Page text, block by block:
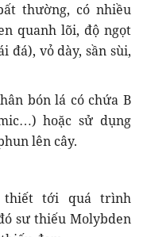
thường, có nhiều
quanh lõi, độ ngọt
đá), vỏ dày, sần sùi,
bón lá có chứa B
hoặc sử dụng
lên cây.
thiết tới quá trình
sư thiếu Molybden